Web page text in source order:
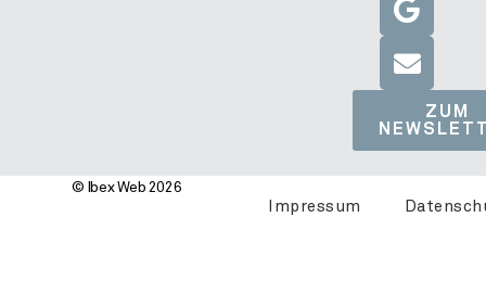
ZUM
© Ibex Web 2026
Impressum